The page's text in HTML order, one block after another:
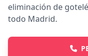
eliminación de
todo Madrid.